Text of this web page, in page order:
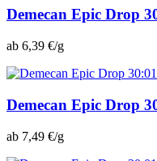
Demecan Epic Drop
ab 6,39 €/g
Demecan Epic Drop
ab 7,49 €/g